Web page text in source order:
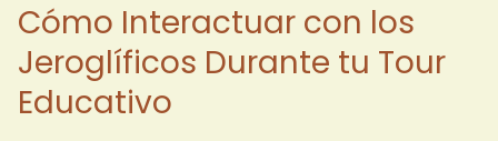
Cómo Interactuar con los
Jeroglíficos Durante tu Tour
Educativo